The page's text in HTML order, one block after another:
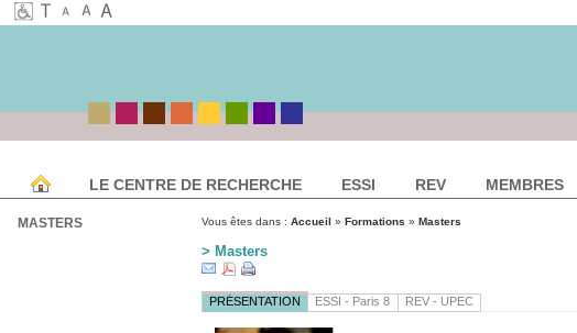
LE CENTRE DE RECHERCHE ESSI REV MEMBRES
MASTERS Vous êtes dans : Accueil » Formations » Masters
> Masters
PRÉSENTATION ESSI - Paris 8 REV - UPEC